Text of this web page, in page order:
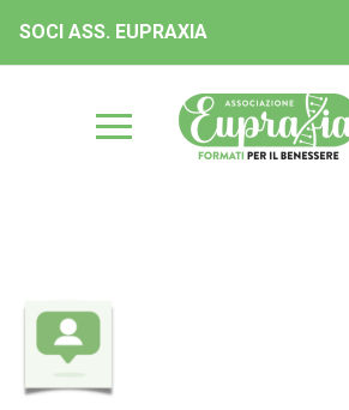
SOCI ASS. EUPRAXIA